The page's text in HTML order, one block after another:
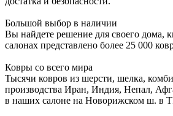
Большой выбор в наличии
Вы найдете решение для своего дома,
салонах представлено более 25 000
Ковры со всего мира
Тысячи ковров из шерсти, шелка,
производства Иран, Индия, Непал,
в наших салоне на Новорижском ш. в